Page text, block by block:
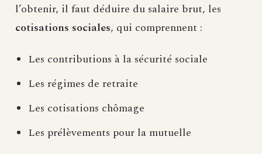
l’obtenir, il faut déduire du salaire brut, les
cotisations sociales, qui comprennent :
Les contributions à la sécurité sociale
Les régimes de retraite
Les cotisations chômage
Les prélèvements pour la mutuelle